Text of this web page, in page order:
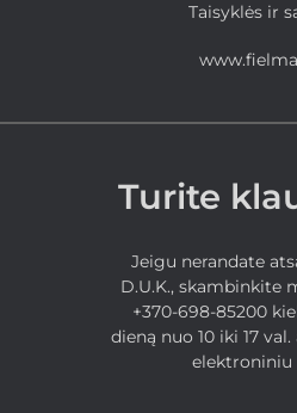
Taisyklės ir
Turite
Jeigu nerandate
D.U.K., skambinkite
+370-698-85200
dieną nuo 10 iki 17
elektroniniu